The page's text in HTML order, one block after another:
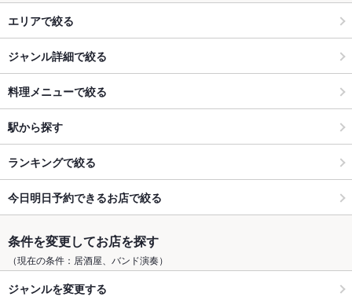
エリアで絞る
ジャンル詳細で絞る
料理メニューで絞る
駅から探す
ランキングで絞る
今日明日予約できるお店で絞る
条件を変更してお店を探す
（現在の条件：居酒屋、バンド演奏）
ジャンルを変更する